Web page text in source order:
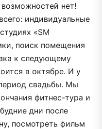
нет!
индивидуальные
«SM
поиск помещения
к следующему
в октябре. И у
свадьбы. Мы
фитнес-тура и
дни после
посмотреть фильм